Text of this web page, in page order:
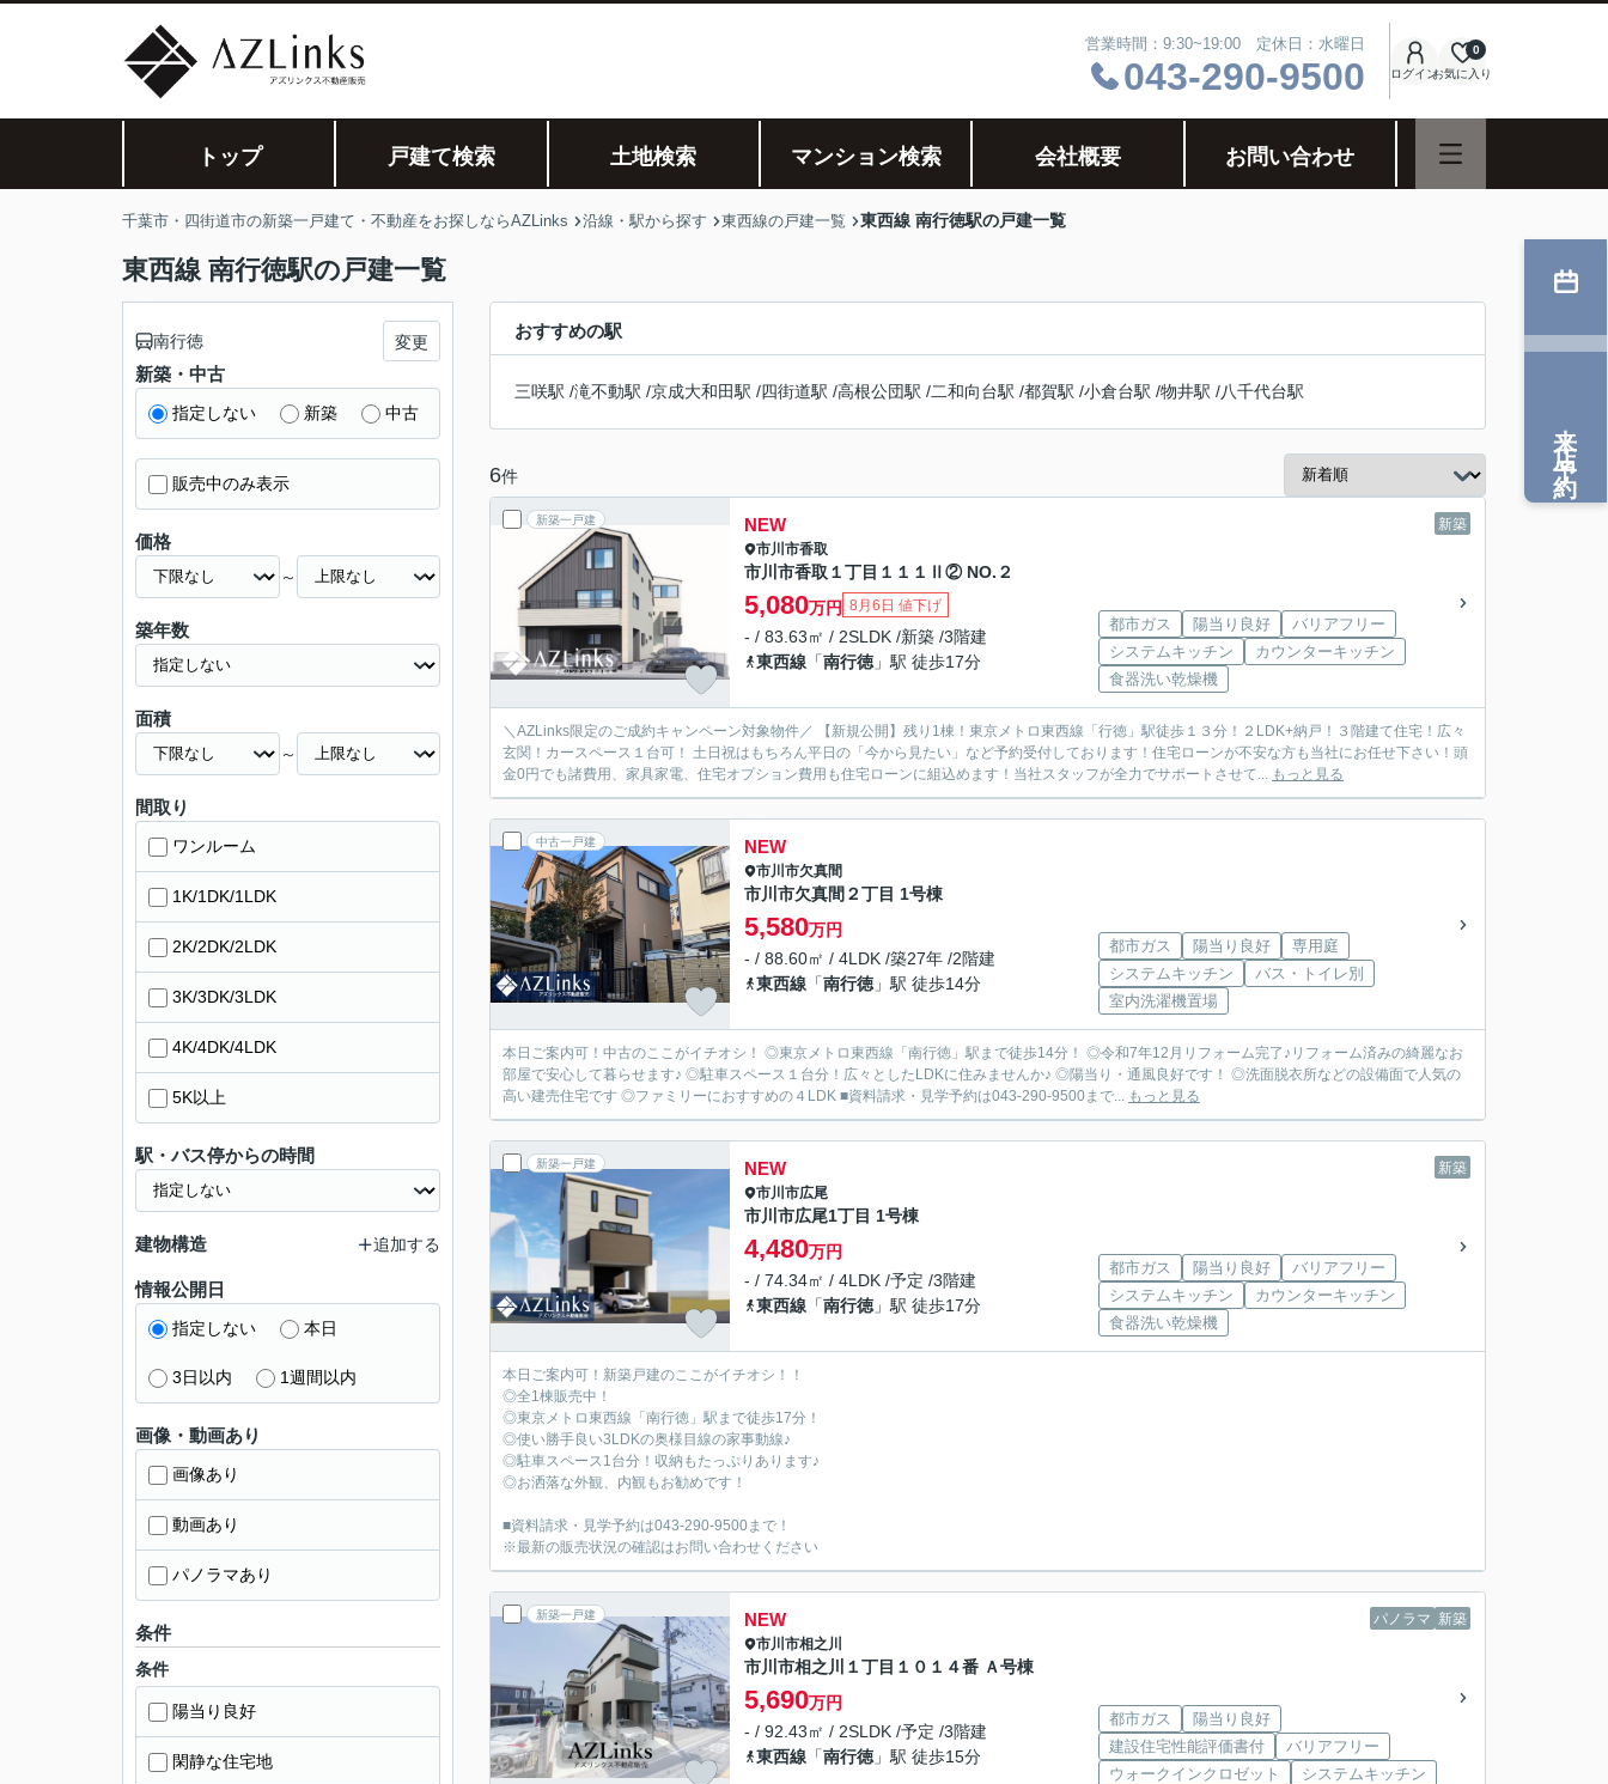
営業時間：9:30~19:00 定休日：水曜日
043-290-9500 ログインお気に入り
0
トップ 戸建て検索 土地検索 マンション検索 会社概要 お問い合わせ
千葉市・四街道市の新築一戸建て・不動産をお探しならAZLinks 沿線・駅から探す 東西線の戸建一覧 東西線 南行徳駅の戸建一覧
東西線 南行徳駅の戸建一覧
おすすめの駅
三咲駅 /滝不動駅 /京成大和田駅 /四街道駅 /高根公団駅 /二和向台駅 /都賀駅 /小倉台駅 /物井駅 /八千代台駅
6件
新築一戸建 新築
NEW
市川市香取
市川市香取１丁目１１１Ⅱ② NO.２
5,080万円 8月6日 値下げ
- / 83.63㎡ / 2SLDK /新築 /3階建
東西線 「南行徳 」駅 徒歩17分
都市ガス 陽当り良好
バリアフリー
システムキッチン
カウンターキッチン
食器洗い乾燥機
＼AZLinks限定のご成約キャンペーン対象物件／ 【新規公開】残り1棟！東京メトロ東西線「行徳」駅徒歩１３分！２LDK+納戸！３階建て住宅！広々
玄関！カースペース１台可！ 土日祝はもちろん平日の「今から見たい」など予約受付しております！住宅ローンが不安な方も当社にお任せ下さい！頭
金0円でも諸費用、家具家電、住宅オプション費用も住宅ローンに組込めます！当社スタッフが全力でサポートさせて... もっと見る
中古一戸建 NEW
市川市欠真間
市川市欠真間２丁目 1号棟
5,580万円
- / 88.60㎡ / 4LDK /築27年 /2階建
東西線 「南行徳 」駅 徒歩14分
都市ガス 陽当り良好
専用庭
システムキッチン
バス・トイレ別
室内洗濯機置場
本日ご案内可！中古のここがイチオシ！ ◎東京メトロ東西線「南行徳」駅まで徒歩14分！ ◎令和7年12月リフォーム完了♪リフォーム済みの綺麗なお
部屋で安心して暮らせます♪ ◎駐車スペース１台分！広々としたLDKに住みませんか♪ ◎陽当り・通風良好です！ ◎洗面脱衣所などの設備面で人気の
高い建売住宅です ◎ファミリーにおすすめの４LDK ■資料請求・見学予約は043-290-9500まで... もっと見る
新築一戸建 新築
NEW
市川市広尾
市川市広尾1丁目 1号棟
4,480万円
- / 74.34㎡ / 4LDK /予定 /3階建
東西線 「南行徳 」駅 徒歩17分
都市ガス 陽当り良好
バリアフリー
システムキッチン
カウンターキッチン
食器洗い乾燥機
本日ご案内可！新築戸建のここがイチオシ！！
◎全1棟販売中！
◎東京メトロ東西線「南行徳」駅まで徒歩17分！
◎使い勝手良い3LDKの奥様目線の家事動線♪
◎駐車スペース1台分！収納もたっぷりあります♪
◎お洒落な外観、内観もお勧めです！
■資料請求・見学予約は043-290-9500まで！
※最新の販売状況の確認はお問い合わせください
新築一戸建 パノラマ 新築
NEW
市川市相之川
市川市相之川１丁目１０１４番 Ａ号棟
5,690万円
- / 92.43㎡ / 2SLDK /予定 /3階建
東西線 「南行徳 」駅 徒歩15分
都市ガス
陽当り良好
建設住宅性能評価書付
バリアフリー
ウォークインクロゼット
システムキッチン
南行徳 変更
新築・中古
指定しない 新築 中古
販売中のみ表示
価格
～
築年数
面積
～
間取り
ワンルーム
1K/1DK/1LDK
2K/2DK/2LDK
3K/3DK/3LDK
4K/4DK/4LDK
5K以上
駅・バス停からの時間
建物構造 追加する
情報公開日
指定しない 本日
3日以内 1週間以内
画像・動画あり
画像あり
動画あり
パノラマあり
条件
条件
陽当り良好
閑静な住宅地
来店予約